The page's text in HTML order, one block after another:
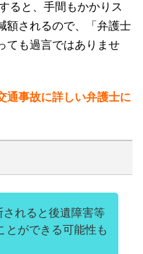
ると、手間もかかりス
額されるので、「弁護士
ても過言ではありませ
通事故に詳しい弁護士に
れると後遺障害等
とができる可能性も